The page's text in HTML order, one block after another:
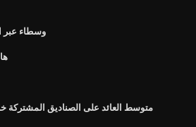
وسطاء عبر
متوسط ​​العائد على الصناديق المشتركة